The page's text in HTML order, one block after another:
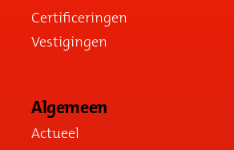
Certificeringen
Vestigingen
Algemeen
Actueel